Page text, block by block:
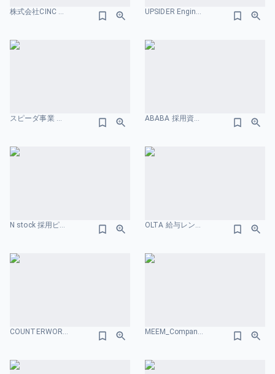
株式会社CINC 会社案内／Company introduction 評価制度のスライドデザイン UPSIDER Engineering Deck 給与レンジのスライドデザイン
スピーダ事業 採用説明資料 給与レンジのスライドデザイン ABABA 採用資料 給与レンジのスライドデザイン
N stock 採用ピッチ資料 給与レンジのスライドデザイン OLTA 給与レンジのスライドデザイン
COUNTERWORKS 給与レンジのスライドデザイン MEEM_Company_Deck202512.pdf キャリアパスのスライドデザイン